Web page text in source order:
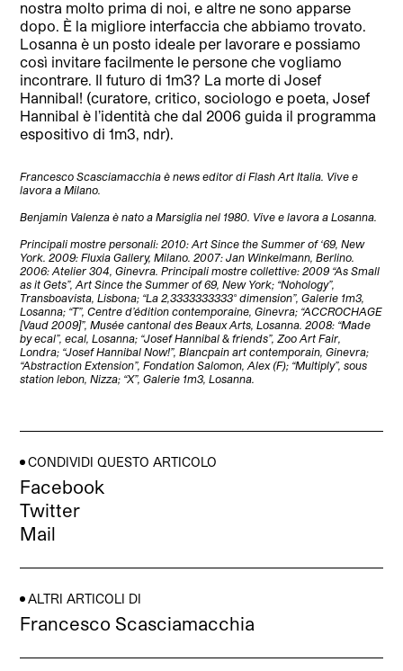
nostra molto prima di noi, e altre ne sono apparse
dopo. È la migliore interfaccia che abbiamo trovato.
Losanna è un posto ideale per lavorare e possiamo
così invitare facilmente le persone che vogliamo
incontrare. Il futuro di 1m3? La morte di Josef
Hannibal! (curatore, critico, sociologo e poeta, Josef
Hannibal è l’identità che dal 2006 guida il programma
espositivo di 1m3, ndr).
Francesco Scasciamacchia è news editor di Flash Art Italia. Vive e
lavora a Milano.
Benjamin Valenza è nato a Marsiglia nel 1980. Vive e lavora a Losanna.
Principali mostre personali: 2010: Art Since the Summer of ‘69, New
York. 2009: Fluxia Gallery, Milano. 2007: Jan Winkelmann, Berlino.
2006: Atelier 304, Ginevra. Principali mostre collettive: 2009 “As Small
as it Gets”, Art Since the Summer of 69, New York; “Nohology”,
Transboavista, Lisbona; “La 2,3333333333° dimension”, Galerie 1m3,
Losanna; “T”, Centre d’édition contemporaine, Ginevra; “ACCROCHAGE
[Vaud 2009]”, Musée cantonal des Beaux Arts, Losanna. 2008: “Made
by ecal”, ecal, Losanna; “Josef Hannibal & friends”, Zoo Art Fair,
Londra; “Josef Hannibal Now!”, Blancpain art contemporain, Ginevra;
“Abstraction Extension”, Fondation Salomon, Alex (F); “Multiply”, sous
station lebon, Nizza; “X”, Galerie 1m3, Losanna.
CONDIVIDI QUESTO ARTICOLO
Facebook
Twitter
Mail
ALTRI ARTICOLI DI
Francesco Scasciamacchia